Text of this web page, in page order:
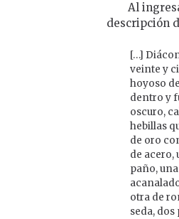
Al
descripción
[…]
veinte y
hoyoso
dentro y
oscuro,
hebillas
de oro
de acero,
paño,
otra de
seda,